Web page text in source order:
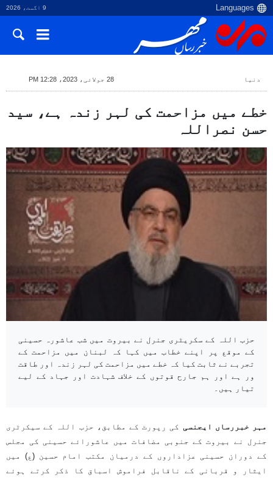
9 اگست، 2026
دنیا 28 جولائی، 2023، 12:28 PM
خطے میں مزاحمت کی لہر زندہ ہے، سید
حسن نصراللہ
حزب اللہ کے سکریٹری جنرل نے بیروت میں شب عاشورہ حسینی
کے موقع پر اپنے خطاب میں کہا کہ لبنان میں مزاحمت کے
تجربے نے ثابت کیا کہ خطے میں مزاحمت کی لہر زندہ اور طاقت
ور ہے اور ہم جارح قوتوں کے خلاف شہادت اور جہاد کے لیے
تیار ہیں۔
مہر خبررساں ایجنسی کی رپورٹ کے مطابق، حزب اللہ کے سیکرٹری
جنرل نے بیروت کے جنوبی مضافات میں عاشورائے حسینی کی مجلس
کے دوران حسینی عزاداروں کے درمیان مکتب امام حسین (ع) میں
ایثار و قربانی کے ناقابل فراموش اسباق کا ذکر کرتے ہوئے